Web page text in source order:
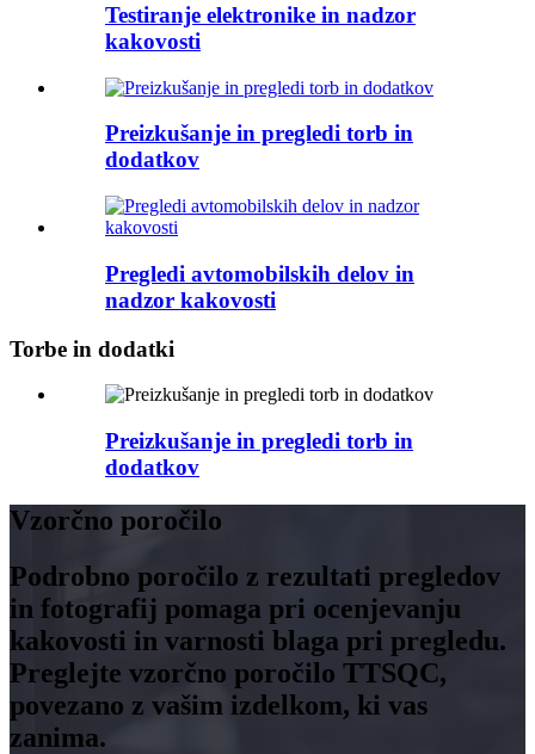
Testiranje elektronike in nadzor
kakovosti
Preizkušanje in pregledi torb in
dodatkov
Pregledi avtomobilskih delov in
nadzor kakovosti
Torbe in dodatki
Preizkušanje in pregledi torb in
dodatkov
Vzorčno poročilo
Podrobno poročilo z rezultati pregledov
in fotografij pomaga pri ocenjevanju
kakovosti in varnosti blaga pri pregledu.
Preglejte vzorčno poročilo TTSQC,
povezano z vašim izdelkom, ki vas
zanima.